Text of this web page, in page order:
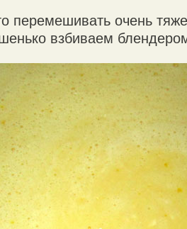
перемешивать очень
взбиваем